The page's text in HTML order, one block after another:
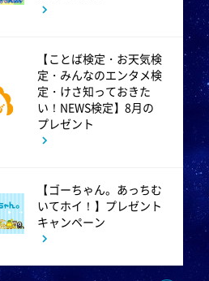
1:00
の部屋 追悼・寿美花代さ
も台所 ～きょうの献
何にする?～ 簡単!コーヒ
パンナコッタ
【ことば検定・お天気検
定・みんなのエンタメ検
定・けさ知っておきた
い！NEWS検定】8月の
プレゼント
【ゴーちゃん。あっちむ
いてホイ！】プレゼント
キャンペーン